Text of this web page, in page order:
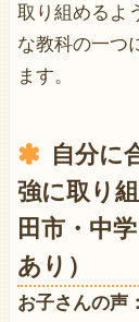
取り組めるよ
な教科の一つ
ます。
自分に
強に取り
田市・中
あり）
お子さんの声：